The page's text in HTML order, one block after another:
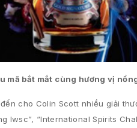
mã bắt mắt cùng hương vị
cho Colin Scott nhiều giải
Iwsc”, “International Spirits